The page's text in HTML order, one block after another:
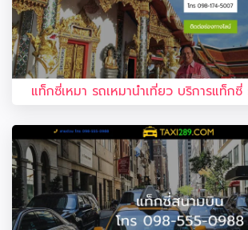
แท็กซี่เหมา รถเหมานำเที่ยว บริการแท็ก